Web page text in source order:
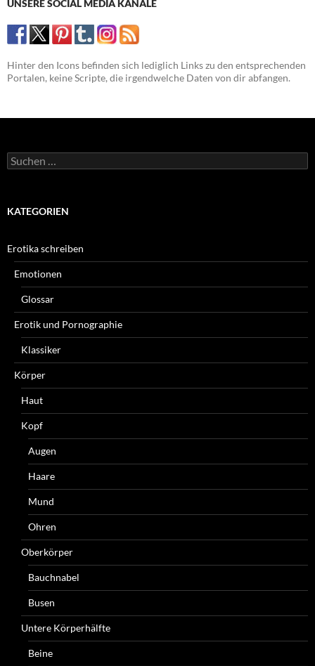
UNSERE SOCIAL MEDIA KANÄLE
Hinter den Icons befinden sich lediglich Links zu den entsprechenden
Portalen, keine Scripte, die irgendwelche Daten von dir abfangen.
Suchen
nach:
KATEGORIEN
Erotika schreiben
Emotionen
Glossar
Erotik und Pornographie
Klassiker
Körper
Haut
Kopf
Augen
Haare
Mund
Ohren
Oberkörper
Bauchnabel
Busen
Untere Körperhälfte
Beine